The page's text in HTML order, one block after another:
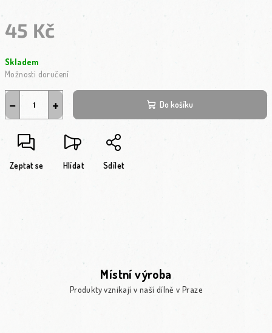
45 Kč
Skladem
Možnosti doručení
+
− Do košíku
Zeptat se Hlídat Sdílet
Místní výroba
Produkty vznikají v naší dílně v Praze